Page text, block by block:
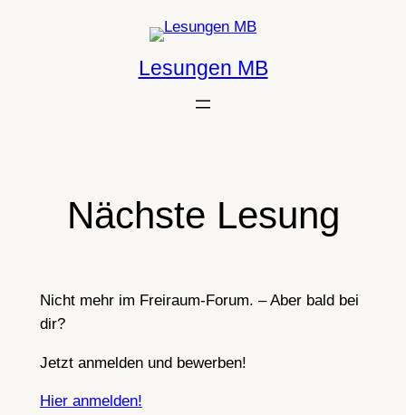
Lesungen MB
Nächste Lesung
Nicht mehr im Freiraum-Forum. – Aber bald bei
dir?
Jetzt anmelden und bewerben!
Hier anmelden!